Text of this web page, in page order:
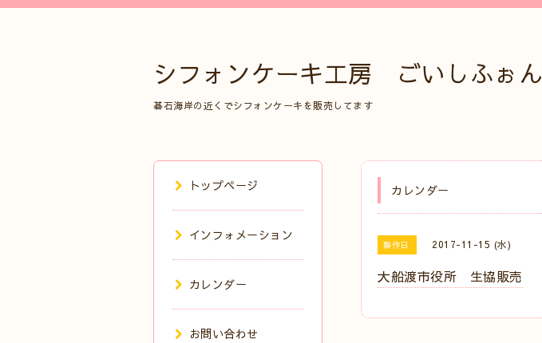
シフォンケーキ工房 ごいしふぉん
碁石海岸の近くでシフォンケーキを販売してます
カレンダー
製作日 2017-11-15 (水)
大船渡市役所 生協販売
トップページ
インフォメーション
カレンダー
お問い合わせ